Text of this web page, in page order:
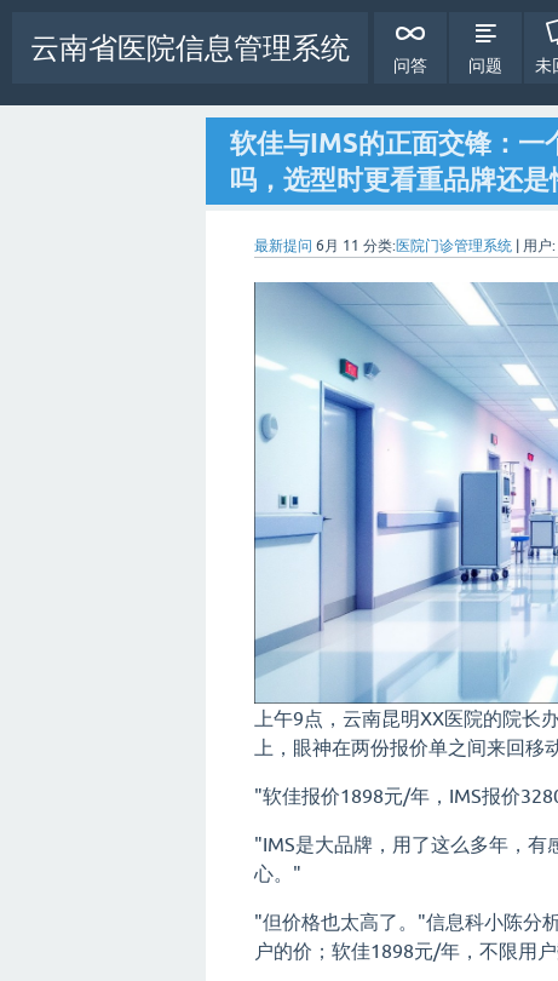
云南省医院信息管理系统
问答 问题 未
软佳与IMS的正面交锋：一
吗，选型时更看重品牌还
最新提问 6月 11 分类:医院门诊管理系统 用户:
上午9点，云南昆明XX医院的院长
上，眼神在两份报价单之间来回移动
"软佳报价1898元/年，IMS报价
"IMS是大品牌，用了这么多年，
心。"
"但价格也太高了。"信息科小陈分
户的价；软佳1898元/年，不限用